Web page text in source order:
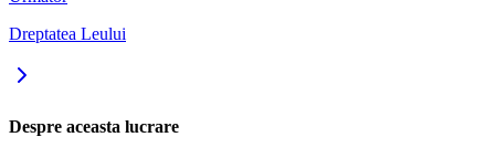
Dreptatea Leului
Despre aceasta lucrare